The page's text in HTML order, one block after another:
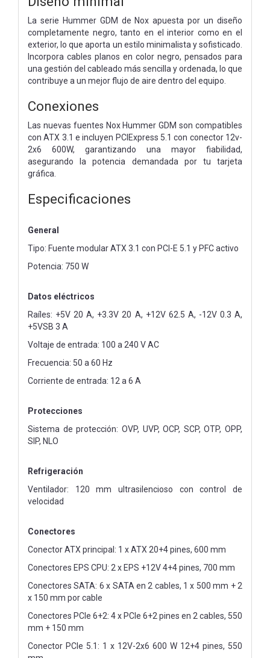
La serie Hummer GDM de Nox apuesta por un diseño
completamente negro, tanto en el interior como en el
exterior, lo que aporta un estilo minimalista y sofisticado.
Incorpora cables planos en color negro, pensados para
una gestión del cableado más sencilla y ordenada, lo que
contribuye a un mejor flujo de aire dentro del equipo.
Conexiones
Las nuevas fuentes Nox Hummer GDM son compatibles
con ATX 3.1 e incluyen PCIExpress 5.1 con conector 12v-
2x6 600W, garantizando una mayor fiabilidad,
asegurando la potencia demandada por tu tarjeta
gráfica.
Especificaciones
General
Tipo: Fuente modular ATX 3.1 con PCI-E 5.1 y PFC activo
Potencia: 750 W
Datos eléctricos
Raíles: +5V 20 A, +3.3V 20 A, +12V 62.5 A, -12V 0.3 A,
+5VSB 3 A
Voltaje de entrada: 100 a 240 V AC
Frecuencia: 50 a 60 Hz
Corriente de entrada: 12 a 6 A
Protecciones
Sistema de protección: OVP, UVP, OCP, SCP, OTP, OPP,
SIP, NLO
Refrigeración
Ventilador: 120 mm ultrasilencioso con control de
velocidad
Conectores
Conector ATX principal: 1 x ATX 20+4 pines, 600 mm
Conectores EPS CPU: 2 x EPS +12V 4+4 pines, 700 mm
Conectores SATA: 6 x SATA en 2 cables, 1 x 500 mm + 2
x 150 mm por cable
Conectores PCIe 6+2: 4 x PCIe 6+2 pines en 2 cables, 550
mm + 150 mm
Conector PCIe 5.1: 1 x 12V-2x6 600 W 12+4 pines, 550